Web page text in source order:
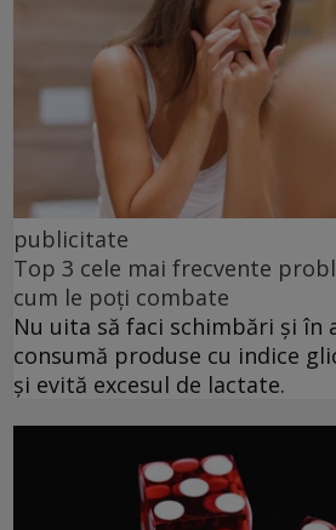
publicitate
Top 3 cele mai frecvente
cum le poți combate
Nu uita să faci schimbări și în
consumă produse cu indice
și evită excesul de lactate.